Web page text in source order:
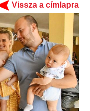
Vissza a címlapra